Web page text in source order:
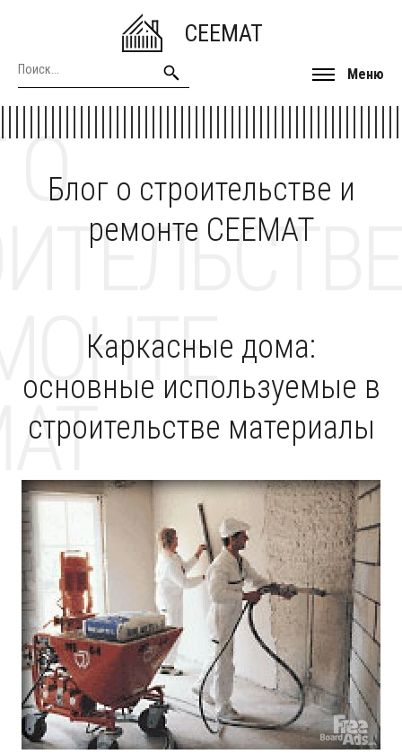
CEEMAT
Меню
Блог о строительстве и
ремонте CEEMAT
О
Каркасные дома:
основные используемые в
строительстве материалы